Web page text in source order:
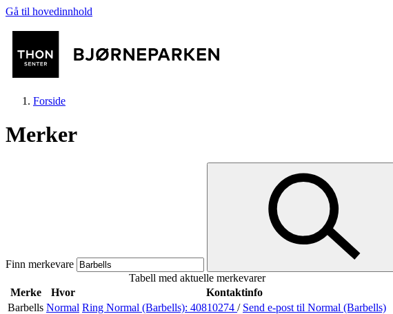
Gå til hovedinnhold
Mat og drikke
Aktiviteter
Forside
Merker
Finn merkevare
Tabell med aktuelle merkevarer
Merke
Hvor
Kontaktinfo
Barbells Normal Ring Normal (Barbells): 40810274 / Send e-post til Normal (Barbells)